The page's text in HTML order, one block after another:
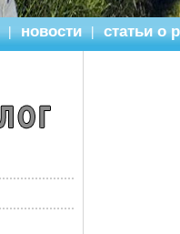
| новости | статьи о